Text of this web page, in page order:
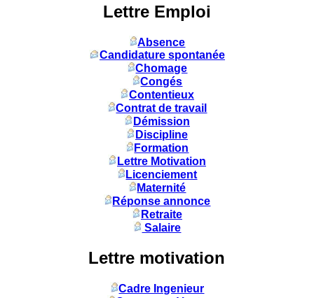
Lettre Emploi
Absence
Candidature spontanée
Chomage
Congés
Contentieux
Contrat de travail
Démission
Discipline
Formation
Lettre Motivation
Licenciement
Maternité
Réponse annonce
Retraite
Salaire
Lettre motivation
Cadre Ingenieur